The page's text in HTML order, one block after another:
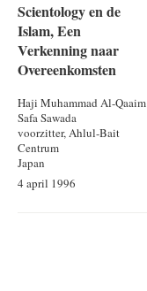
Scientology en de
Islam, Een
Verkenning naar
Overeenkomsten
Haji MuhammadAl-Qaaim
Safa Sawada
voorzitter, Ahlul-Bait
Centrum
Japan
4 april 1996